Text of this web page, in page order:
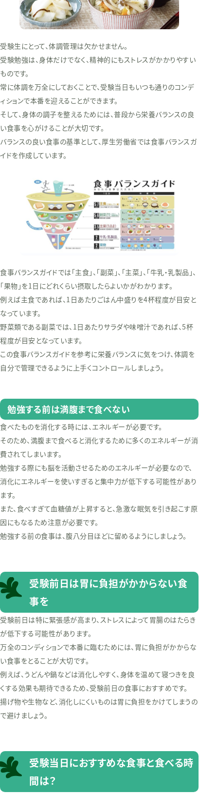
受験生にとって、体調管理は欠かせません。
受験勉強は、身体だけでなく、精神的にもストレスがかかりやすい
ものです。
常に体調を万全にしておくことで、受験当日もいつも通りのコンデ
ィションで本番を迎えることができます。
そして、身体の調子を整えるためには、普段から栄養バランスの良
い食事を心がけることが大切です。
バランスの良い食事の基準として、厚生労働省では食事バランスガ
イドを作成しています。
食事バランスガイドでは「主食」、「副菜」、「主菜」、「牛乳・乳製品」、
「果物」を1日にどれくらい摂取したらよいかがわかります。
例えば主食であれば、1日あたりごはん中盛りを4杯程度が目安と
なっています。
野菜類である副菜では、1日あたりサラダや味噌汁であれば、5杯
程度が目安となっています。
この食事バランスガイドを参考に栄養バランスに気をつけ、体調を
自分で管理できるように上手くコントロールしましょう。
勉強する前は満腹まで食べない
食べたものを消化する時には、エネルギーが必要です。
そのため、満腹まで食べると消化するために多くのエネルギーが消
費されてしまいます。
勉強する際にも脳を活動させるためのエネルギーが必要なので、
消化にエネルギーを使いすぎると集中力が低下する可能性があり
ます。
また、食べすぎて血糖値が上昇すると、急激な眠気を引き起こす原
因にもなるため注意が必要です。
勉強する前の食事は、腹八分目ほどに留めるようにしましょう。
受験前日は胃に負担がかからない食
事を
受験前日は特に緊張感が高まり、ストレスによって胃腸のはたらき
が低下する可能性があります。
万全のコンディションで本番に臨むためには、胃に負担がかからな
い食事をとることが大切です。
例えば、うどんや鍋などは消化しやすく、身体を温めて寝つきを良
くする効果も期待できるため、受験前日の食事におすすめです。
揚げ物や生物など、消化しにくいものは胃に負担をかけてしまうの
で避けましょう。
受験当日におすすめな食事と食べる時
間は？